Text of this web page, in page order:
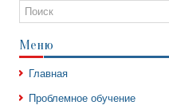
Меню
Главная
Проблемное обучение